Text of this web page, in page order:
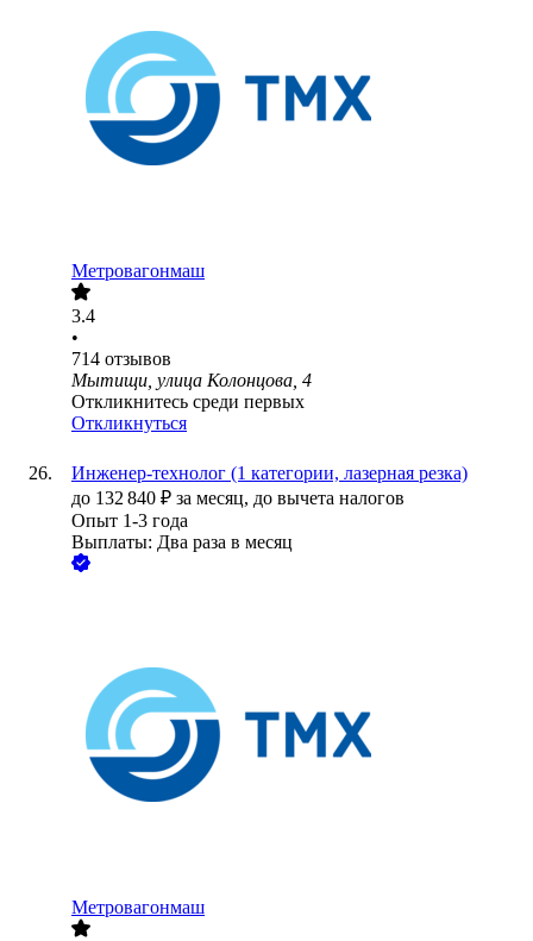
Метровагонмаш
3.4
•
714 отзывов
Мытищи, улица Колонцова, 4
Откликнитесь среди первых
Откликнуться
Инженер-технолог (1 категории, лазерная резка)
до 132 840 ₽ за месяц, до вычета налогов
Опыт 1-3 года
Выплаты: Два раза в месяц
Метровагонмаш